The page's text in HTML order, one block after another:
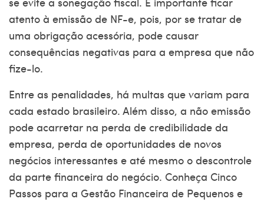
atento à emissão de NF-e, pois, por se tratar de
uma obrigação acessória, pode causar
consequências negativas para a empresa que não
fize-lo.
Entre as penalidades, há multas que variam para
cada estado brasileiro. Além disso, a não emissão
pode acarretar na perda de credibilidade da
empresa, perda de oportunidades de novos
negócios interessantes e até mesmo o descontrole
da parte financeira do negócio. Conheça Cinco
Passos para a Gestão Financeira de Pequenos e